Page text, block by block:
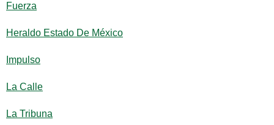
Fuerza
Heraldo Estado De México
Impulso
La Calle
La Tribuna